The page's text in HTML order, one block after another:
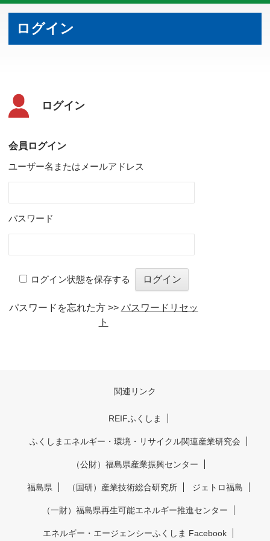
ログイン
ログイン
会員ログイン
ユーザー名またはメールアドレス
パスワード
ログイン状態を保存する
パスワードを忘れた方 >> パスワードリセッ
ト
関連リンク
REIFふくしま
ふくしまエネルギー・環境・リサイクル関連産業研究会
（公財）福島県産業振興センター
福島県 （国研）産業技術総合研究所 ジェトロ福島
（一財）福島県再生可能エネルギー推進センター
エネルギー・エージェンシーふくしま Facebook